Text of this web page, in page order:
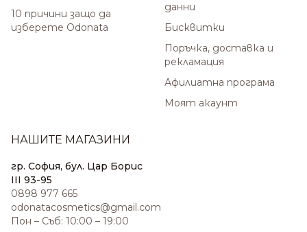
10 причини защо да
изберете Odonata
данни
Бисквитки
Поръчка, доставка и
рекламация
Афилиатна програма
Моят акаунт
НАШИТЕ МАГАЗИНИ
гр. София, бул. Цар Борис
III 93-95
0898 977 665
odonatacosmetics@gmail.com
Пон – Съб: 10:00 – 19:00